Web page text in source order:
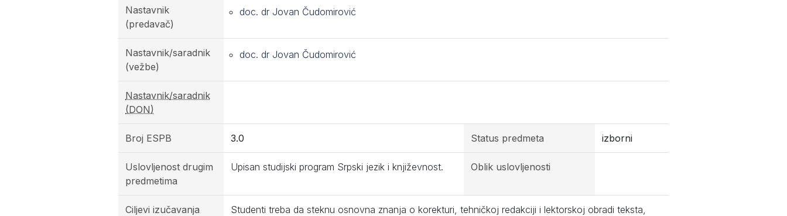
Nastavnik
(predavač)
doc. dr Jovan Čudomirović
Nastavnik/saradnik
(vežbe)
doc. dr Jovan Čudomirović
Nastavnik/saradnik
(DON)
Broj ESPB 3.0 Status predmeta izborni
Uslovljenost drugim
predmetima
Upisan studijski program Srpski jezik i književnost. Oblik uslovljenosti
Ciljevi izučavanja
Studenti treba da steknu osnovna znanja o korekturi, tehničkoj redakciji i lektorskoj obradi teksta,